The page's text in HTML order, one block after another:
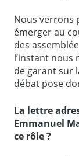
Nous verrons
émerger au
des
l’instant nous
de garant sur
débat pose
La lettre
Emmanuel
ce rôle ?